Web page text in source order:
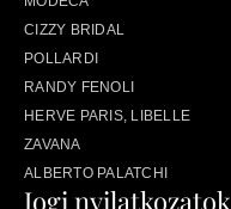
CIZZY BRIDAL
POLLARDI
RANDY FENOLI
HERVE PARIS, LIBELLE
ZAVANA
ALBERTO PALATCHI
Jogi nyilatkozatok